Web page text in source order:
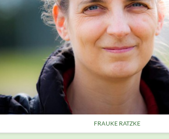
FRAUKE RATZKE